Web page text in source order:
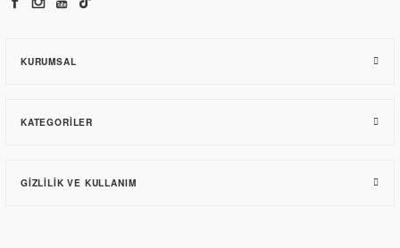
KURUMSAL
KATEGORILER
GIZLILIK VE KULLANIM